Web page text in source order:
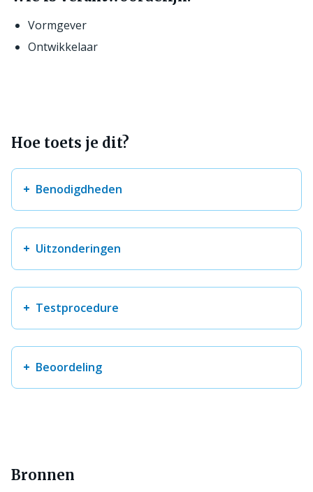
Vormgever
Ontwikkelaar
Hoe toets je dit?
Benodigdheden
Uitzonderingen
Testprocedure
Beoordeling
Bronnen